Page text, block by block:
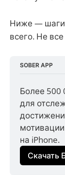
Ниже —
всего. Не
SOBER APP
Более 500
для
на iPhone.
Скачать